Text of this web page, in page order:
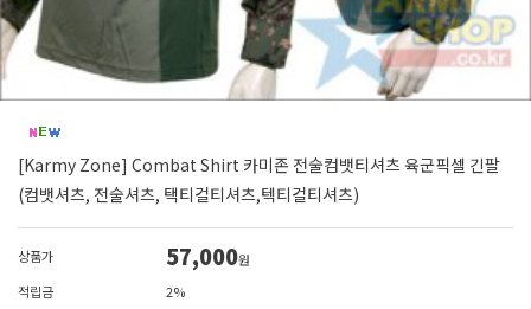
[Karmy Zone] Combat Shirt 카미존 전술컴뱃티셔츠 육군픽셀 긴팔
(컴뱃셔츠, 전술셔츠, 택티컬티셔츠,텍티컬티셔츠)
상품가 57,000원
적립금
2%